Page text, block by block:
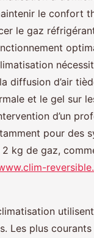
le confort
le gaz
diffusion d’air
et le gel sur
d’un
pour des
kg de gaz,
Les plus courants